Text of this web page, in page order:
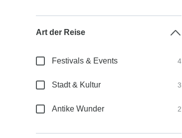
Art der Reise
Festivals & Events 4
Stadt & Kultur 3
Antike Wunder 2